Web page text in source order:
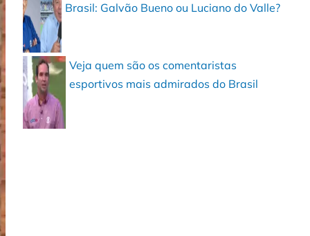
Brasil: Galvão Bueno ou Luciano do Valle?
Veja quem são os comentaristas
esportivos mais admirados do Brasil